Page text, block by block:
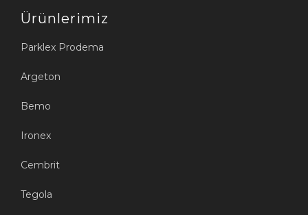
Ürünlerimiz
Parklex Prodema
Argeton
Bemo
Ironex
Cembrit
Tegola